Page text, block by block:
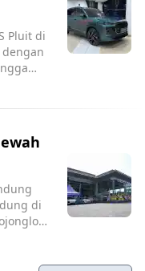
Pluit di
dengan
di